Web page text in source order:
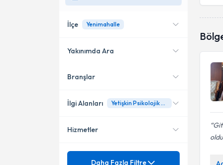
İlçe Yenimahalle
Çankaya
Gölbaşı
Yakınımda Ara
Konumuma yakın uzmanları
Branşlar
Psikolojik Danışman
İlgi Alanları Yetişkin Psikolojik Danışmanlığı
ADHD (Dikkat Eksikliği -
Hizmetler
Mezuniyet
Daha Fazla Filtre